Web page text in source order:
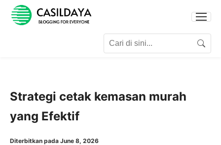
Search
Strategi cetak kemasan murah
yang Efektif
Diterbitkan pada June 8, 2026